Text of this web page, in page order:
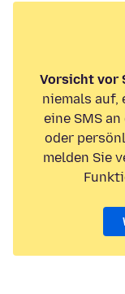
Vorsicht vor
niemals auf,
eine SMS
oder
melden Sie